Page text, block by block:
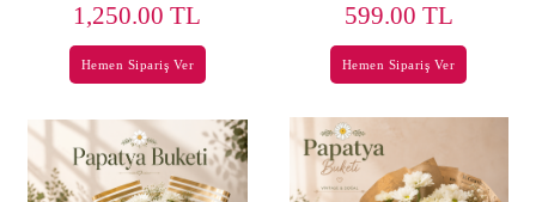
1,250.00 TL
Hemen Sipariş Ver
599.00 TL
Hemen Sipariş Ver